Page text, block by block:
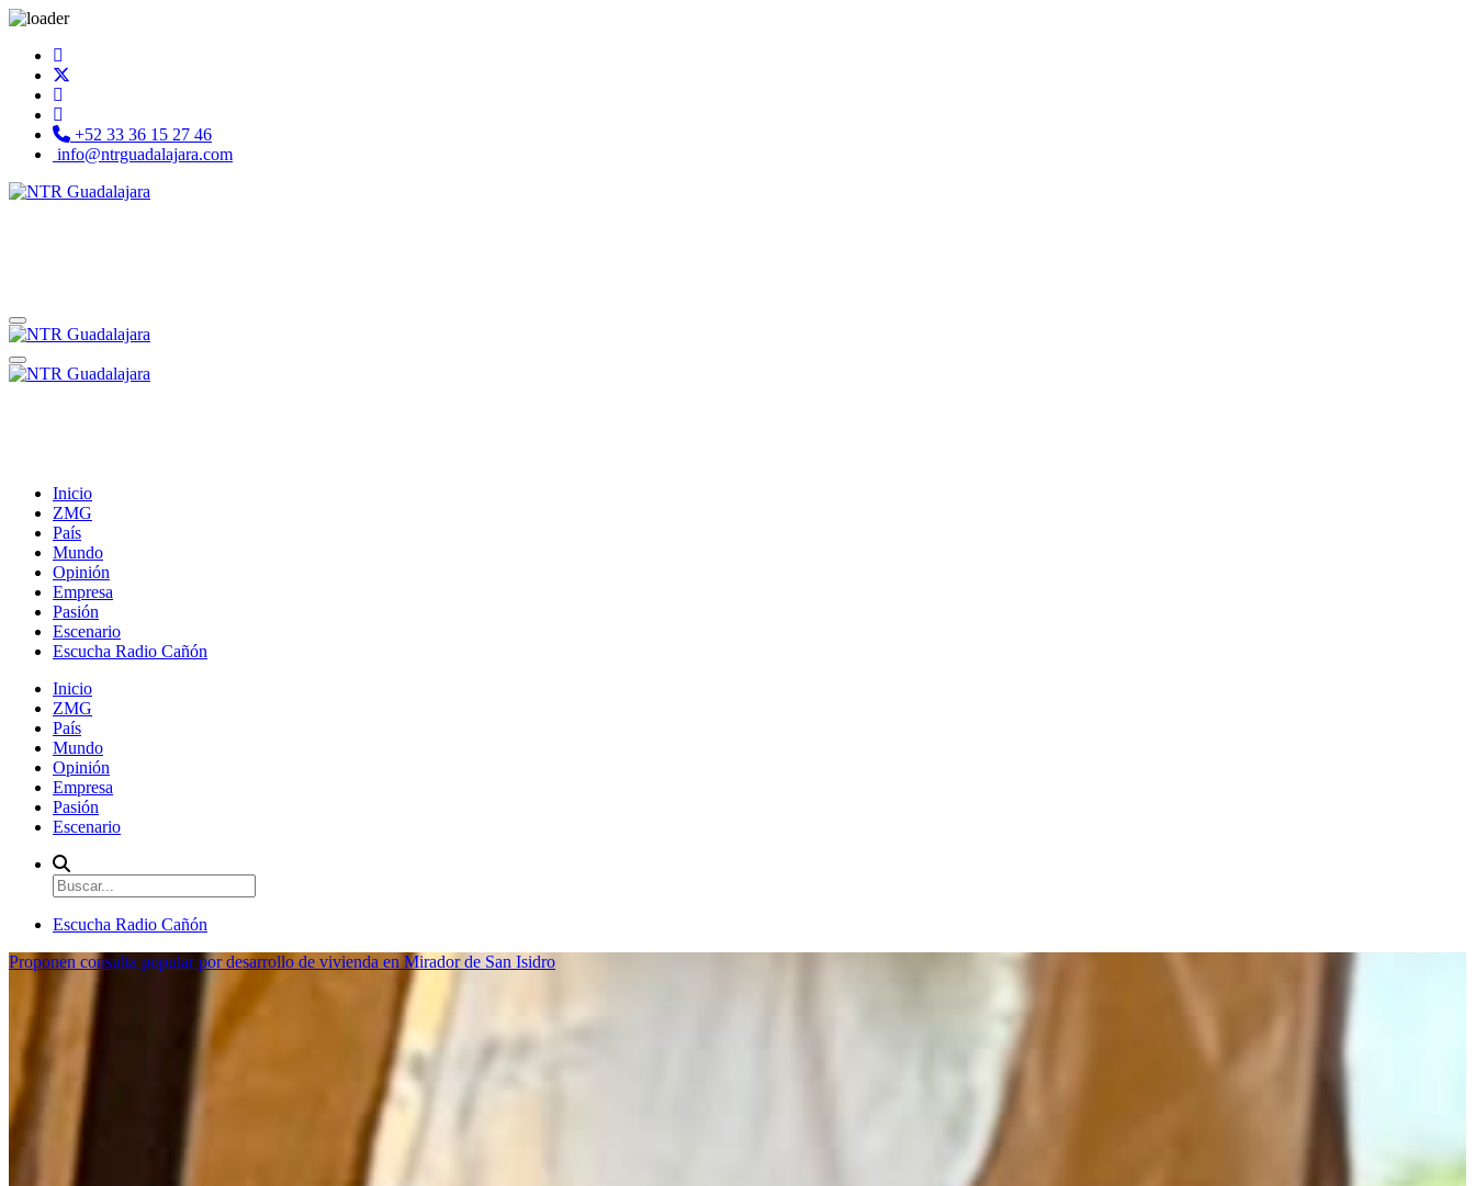
+52 33 36 15 27 46
info@ntrguadalajara.com
Inicio
ZMG
País
Mundo
Opinión
Empresa
Pasión
Escenario
Escucha Radio Cañón
Inicio
ZMG
País
Mundo
Opinión
Empresa
Pasión
Escenario
Escucha Radio Cañón
Proponen consulta popular por desarrollo de vivienda en Mirador de San Isidro